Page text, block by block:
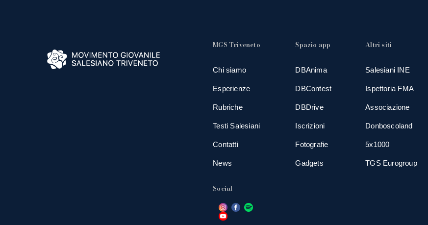
MGS Triveneto
Chi siamo
Esperienze
Rubriche
Testi Salesiani
Contatti
News
Social
Spazio app
DBAnima
DBContest
DBDrive
Iscrizioni
Fotografie
Gadgets
Altri siti
Salesiani INE
Ispettoria FMA
Associazione
Donboscoland
5x1000
TGS Eurogroup